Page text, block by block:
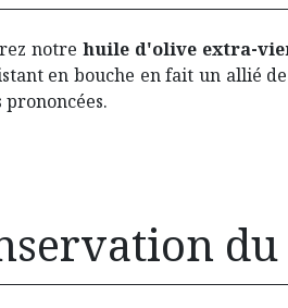
notre huile d'olive extra-
en bouche en fait un allié
prononcées.